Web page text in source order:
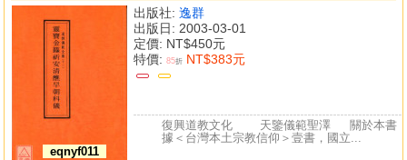
eqnyf011
出版社: 逸群
出版日: 2003-03-01
定價: NT$450元
特價: 85折 NT$383元
復興道教文化 天鑒儀範聖澤 關於本書
據＜台灣本土宗教信仰＞壹書，國立...